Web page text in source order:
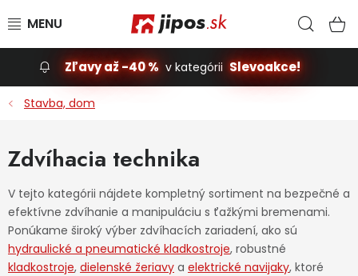
Slevoakce
Záhrada
Príslušenstvo pre automobily
Zľavy až -40 % v kategórii Slevoakce!
Stavba, dom
Zdvíhacia technika
V tejto kategórii nájdete kompletný sortiment na bezpečné a
efektívne zdvíhanie a manipuláciu s ťažkými bremenami.
Ponúkame široký výber zdvíhacích zariadení, ako sú
hydraulické a pneumatické kladkostroje, robustné
kladkostroje, dielenské žeriavy a elektrické navijaky, ktoré